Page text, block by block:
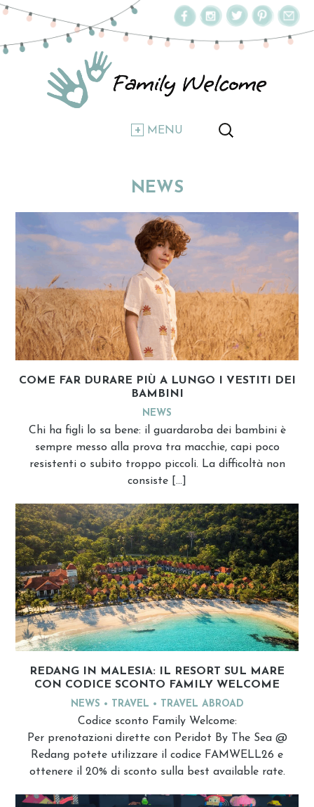
MENU
NEWS
COME FAR DURARE PIÙ A LUNGO I VESTITI DEI
BAMBINI
NEWS
Chi ha figli lo sa bene: il guardaroba dei bambini è
sempre messo alla prova tra macchie, capi poco
resistenti o subito troppo piccoli. La difficoltà non
consiste […]
REDANG IN MALESIA: IL RESORT SUL MARE
CON CODICE SCONTO FAMILY WELCOME
NEWS TRAVEL TRAVEL ABROAD
Codice sconto Family Welcome:
Per prenotazioni dirette con Peridot By The Sea @
Redang potete utilizzare il codice FAMWELL26 e
ottenere il 20% di sconto sulla best available rate.